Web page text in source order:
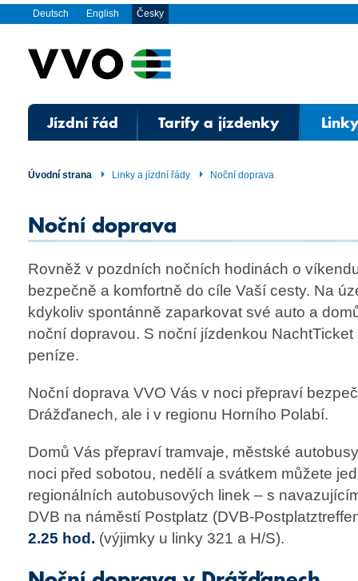
Deutsch English Česky
Jízdní řád Tarify a jízdenky
Úvodní strana Linky a jízdní řády Noční doprava
Noční doprava
Rovněž v pozdních nočních hodinách o
bezpečně a komfortně do cíle Vaší cesty. Na
kdykoliv spontánně zaparkovat své auto a
noční dopravou. S noční jízdenkou
peníze.
Noční doprava VVO Vás v noci přepraví
Drážďanech, ale i v regionu Horního Polabí.
Domů Vás přepraví tramvaje, městské
noci před sobotou, nedělí a svátkem můžete
regionálních autobusových linek – s
DVB na náměstí Postplatz (DVB-
2.25 hod. (výjimky u linky 321 a H/S).